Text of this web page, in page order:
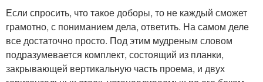
Если спросить, что такое доборы, то не каждый сможет
грамотно, с пониманием дела, ответить. На самом деле
все достаточно просто. Под этим мудреным словом
подразумевается комплект, состоящий из планки,
закрывающей вертикальную часть проема, и двух